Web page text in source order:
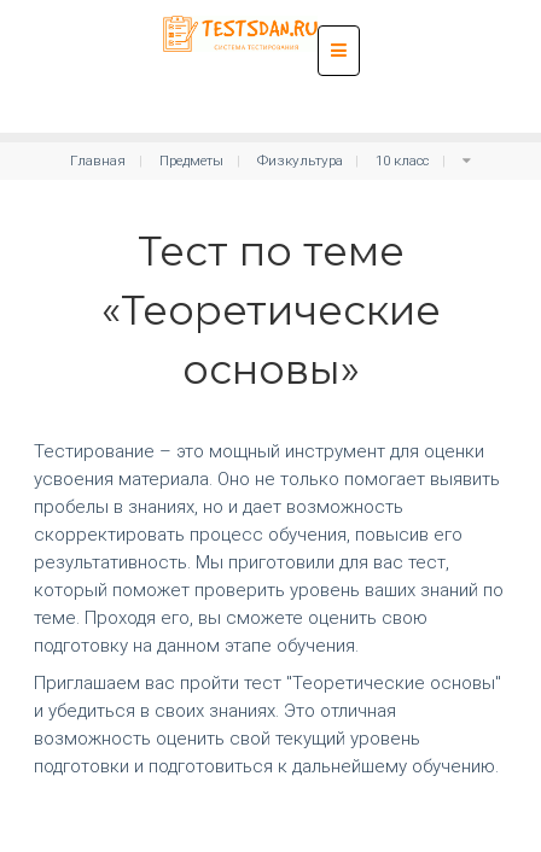
Главная Предметы Физкультура 10 класс
Тест по теме
«Теоретические
основы»
Тестирование – это мощный инструмент для оценки
усвоения материала. Оно не только помогает выявить
пробелы в знаниях, но и дает возможность
скорректировать процесс обучения, повысив его
результативность. Мы приготовили для вас тест,
который поможет проверить уровень ваших знаний по
теме. Проходя его, вы сможете оценить свою
подготовку на данном этапе обучения.
Приглашаем вас пройти тест "Теоретические основы"
и убедиться в своих знаниях. Это отличная
возможность оценить свой текущий уровень
подготовки и подготовиться к дальнейшему обучению.